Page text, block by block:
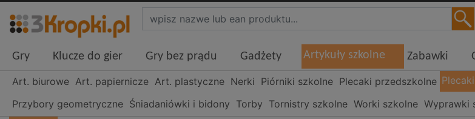
Gry Klucze do gier Gry bez prądu Gadżety Artykuły szkolne Zabawki
Art. biurowe Art. papiernicze Art. plastyczne Nerki Piórniki szkolne Plecaki przedszkolne
Przybory geometryczne Śniadaniówki i bidony Torby Tornistry szkolne Worki szkolne Wyprawki